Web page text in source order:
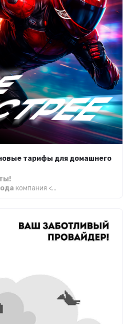
тарифы для домашнего
компания <...